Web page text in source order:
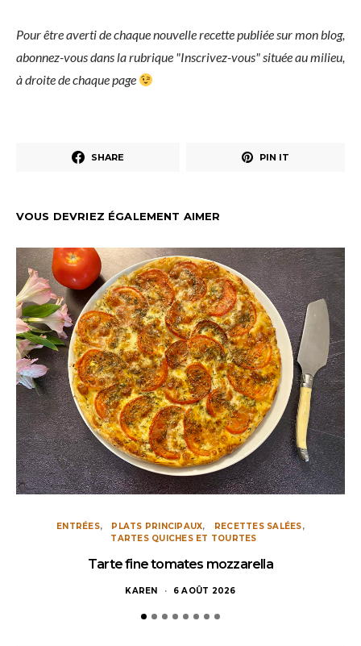
Pour être averti de chaque nouvelle recette publiée sur mon blog,
abonnez-vous dans la rubrique "Inscrivez-vous" située au milieu,
à droite de chaque page
SHARE PIN IT
VOUS DEVRIEZ ÉGALEMENT AIMER
ENTRÉES PLATS PRINCIPAUX
RECETTES SALÉES
TARTES QUICHES ET TOURTES
Tarte fine tomates mozzarella
KAREN 6 AOÛT 2026